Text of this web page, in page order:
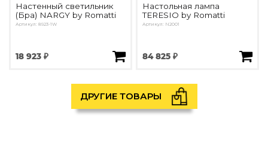
Настенный светильник
(Бра) NARGY by Romatti
Артикул: 8923-1W
18 923 ₽
Настольная лампа
TERESIO by Romatti
Артикул: N2001
84 825 ₽
ДРУГИЕ ТОВАРЫ